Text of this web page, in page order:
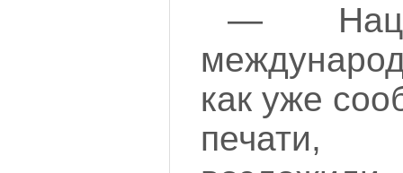
—
как уже
печати,